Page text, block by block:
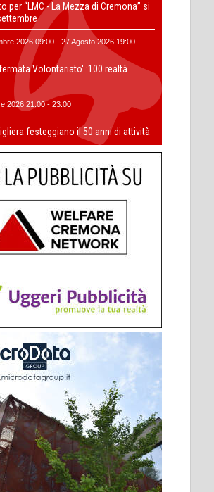
per “LMC - La Mezza di Cremona” si
2026 09:00 - 27 Agosto 2026 19:00
Volontariato' :100 realtà
2026 21:00 - 23:00
festeggiano il 50 anni di attività